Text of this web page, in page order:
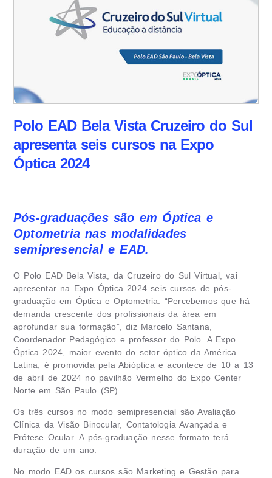
Polo EAD Bela Vista Cruzeiro do Sul
apresenta seis cursos na Expo
Óptica 2024
Pós-graduações são em Óptica e
Optometria nas modalidades
semipresencial e EAD.
O Polo EAD Bela Vista, da Cruzeiro do Sul Virtual, vai
apresentar na Expo Óptica 2024 seis cursos de pós-
graduação em Óptica e Optometria. “Percebemos que há
demanda crescente dos profissionais da área em
aprofundar sua formação”, diz Marcelo Santana,
Coordenador Pedagógico e professor do Polo. A Expo
Óptica 2024, maior evento do setor óptico da América
Latina, é promovida pela Abióptica e acontece de 10 a 13
de abril de 2024 no pavilhão Vermelho do Expo Center
Norte em São Paulo (SP).
Os três cursos no modo semipresencial são Avaliação
Clínica da Visão Binocular, Contatologia Avançada e
Prótese Ocular. A pós-graduação nesse formato terá
duração de um ano.
No modo EAD os cursos são Marketing e Gestão para